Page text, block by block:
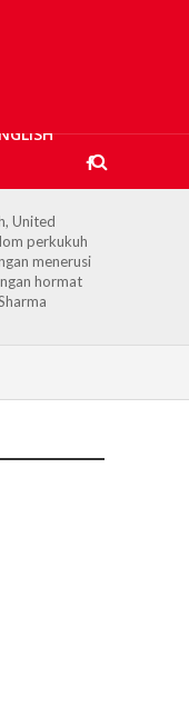
Negeri
362 mangsa
Tawau terima
kewangan